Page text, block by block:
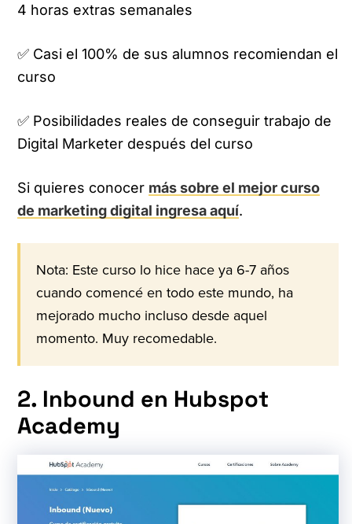
4 horas extras semanales
✅ Casi el 100% de sus alumnos recomiendan el
curso
✅ Posibilidades reales de conseguir trabajo de
Digital Marketer después del curso
Si quieres conocer más sobre el mejor curso
de marketing digital ingresa aquí.
Nota: Este curso lo hice hace ya 6-7 años
cuando comencé en todo este mundo, ha
mejorado mucho incluso desde aquel
momento. Muy recomedable.
2. Inbound en Hubspot
Academy